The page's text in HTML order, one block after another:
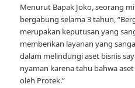
Menurut Bapak Joko, seorang
bergabung selama 3 tahun,
merupakan keputusan yang
memberikan layanan yang
dalam melindungi aset bisnis
nyaman karena tahu bahwa
oleh Protek.”